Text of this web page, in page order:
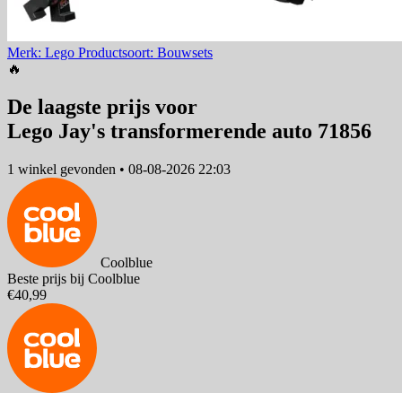
Merk: Lego Productsoort: Bouwsets
🔥
De laagste prijs voor
Lego Jay's transformerende auto 71856
1 winkel gevonden • 08-08-2026 22:03
Coolblue
Beste prijs bij Coolblue
€40,99